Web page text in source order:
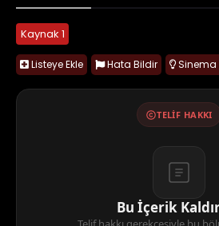
Kaynak 1
Listeye Ekle Hata Bildir Sinema
TELIF HAKKI
Bu İçerik